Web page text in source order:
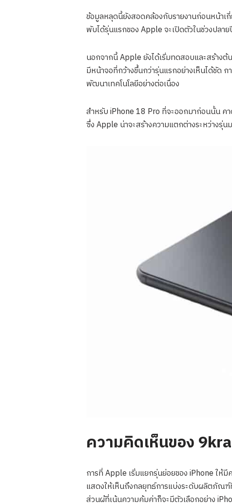
ข้อมูลหลุดนี้ยังสอดคล้องกับรายงานก่อนหน้าเ
พับได้รุ่นแรกของ Apple จะเปิดตัวในช่วงปล
นอกจากนี้ Apple ยังได้เริ่มทดสอบและสร้างต้
มีหน้าจอที่กว้างขึ้นกว่ารุ่นแรกอย่างเห็นได้ชัด
พัฒนาเทคโนโลยีอย่างต่อเนื่อง
สำหรับ iPhone 18 Pro ที่จะออกมาก่อนนั้น ค
ซึ่ง Apple น่าจะสร้างความแตกต่างระหว่างรุ่น
ความคิดเห็นของ
การที่ Apple เริ่มแยกรุ่นย่อยของ iPhone ให้
แสดงให้เห็นถึงกลยุทธ์การแบ่งระดับผลิตภัณ
ส่วนผู้ที่เน้นความคุ้มค่าก็จะมีตัวเลือกอย่าง